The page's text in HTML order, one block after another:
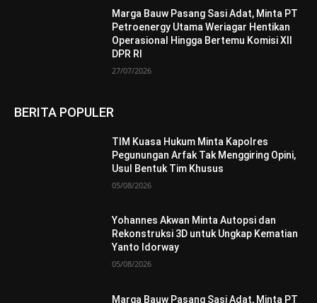
Marga Bauw Pasang Sasi Adat, Minta PT
Petroenergy Utama Weriagar Hentikan
Operasional Hingga Bertemu Komisi XII
DPR RI
27/07/2026
BERITA POPULER
TIM Kuasa Hukum Minta Kapolres
Pegunungan Arfak Tak Menggiring Opini,
Usul Bentuk Tim Khusus
05/08/2026
Yohannes Akwan Minta Autopsi dan
Rekonstruksi 3D untuk Ungkap Kematian
Yanto Idorway
05/08/2026
Marga Bauw Pasang Sasi Adat, Minta PT